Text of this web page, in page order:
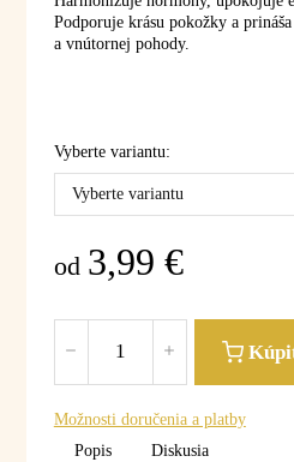
Podporuje krásu pokožky a
a vnútornej pohody.
Vyberte variantu:
Vyberte variantu
od 3,99 €
Možnosti doručenia a platby
Popis
Diskusia